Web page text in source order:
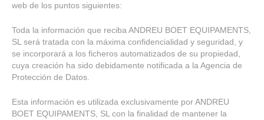
web de los puntos siguientes:
Toda la información que reciba ANDREU BOET EQUIPAMENTS,
SL será tratada con la máxima confidencialidad y seguridad, y
se incorporará a los ficheros automatizados de su propiedad,
cuya creación ha sido debidamente notificada a la Agencia de
Protección de Datos.
Esta información es utilizada exclusivamente por ANDREU
BOET EQUIPAMENTS, SL con la finalidad de mantener la